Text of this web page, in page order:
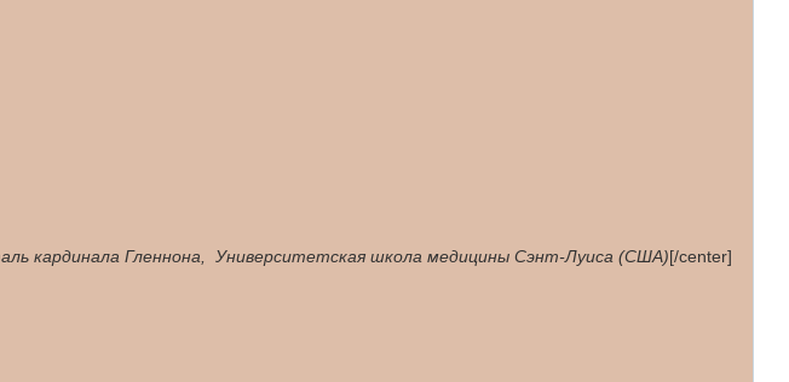
кардинала Гленнона, Университетская школа медицины Сэнт-Луиса (США)[/center]